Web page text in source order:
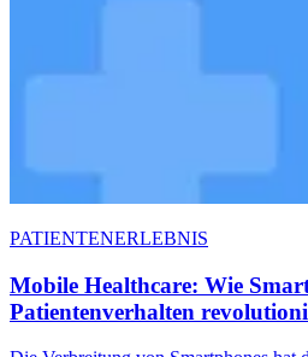
PATIENTENERLEBNIS
Mobile Healthcare: Wie
Patientenverhalten